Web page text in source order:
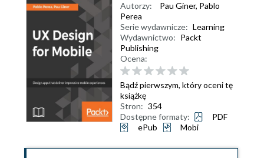
Autorzy: Pau Giner, Pablo
Perea
Serie wydawnicze: Learning
Wydawnictwo: Packt
Publishing
Ocena:
Bądź pierwszym, który oceni tę
książkę
Stron: 354
Dostępne formaty:
PDF
ePub
Mobi